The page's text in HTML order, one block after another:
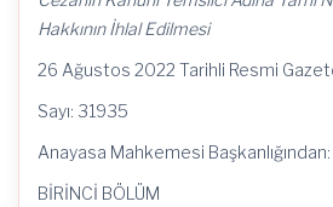
Hakkının İhlal Edilmesi
26 Ağustos 2022 Tarihli Resmi
Sayı: 31935
Anayasa Mahkemesi Başkanlığından:
BİRİNCİ BÖLÜM